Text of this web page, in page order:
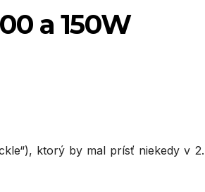
a 150W
ktorý by mal prísť niekedy v 2.